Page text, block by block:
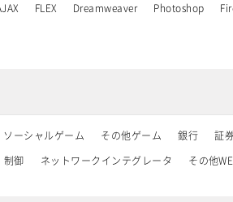
FLEX Dreamweaver Photoshop
ソーシャルゲーム その他ゲーム 銀行 証
制御 ネットワークインテグレータ その他